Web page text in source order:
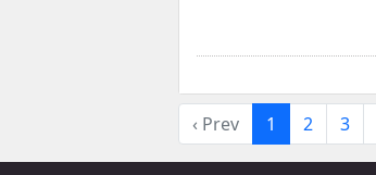
‹ Prev 1 2 3